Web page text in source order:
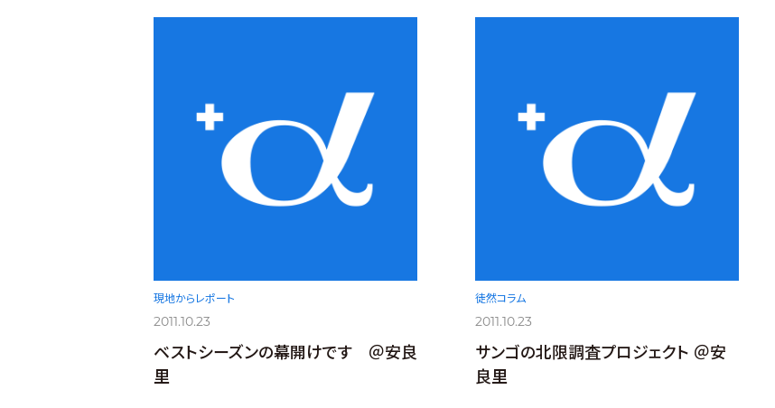
現地からレポート
2011.10.23
ベストシーズンの幕開けです ＠安良
里
徒然コラム
2011.10.23
サンゴの北限調査プロジェクト ＠安
良里